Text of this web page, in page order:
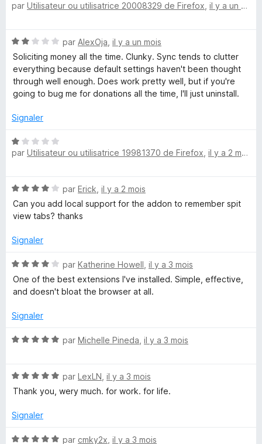
o
5
s
u
r
5
par Utilisateur ou utilisatrice 20008329 de Firefox il y a un mois
N
o
t
é
2
u
5
par AlexOja il y a un mois
Soliciting money all the time. Clunky. Sync tends to clutter
everything because default settings haven't been thought
through well enough. Does work pretty well, but if you're
going to bug me for donations all the time, I'll just uninstall.
Signaler
N
o
1
s
u
5
par Utilisateur ou utilisatrice 19981370 de Firefox il y a 2 mois
N
o
t
4
u
par Erick il y a 2 mois
Can you add local support for the addon to remember spit
view tabs? thanks
Signaler
N
o
t
4
u
par Katherine Howell il y a 3 mois
One of the best extensions I've installed. Simple, effective,
and doesn't bloat the browser at all.
Signaler
N
é
5
u
5
par Michelle Pineda il y a 3 mois
N
o
é
s
par LexLN il y a 3 mois
Thank you, wery much. for work. for life.
Signaler
N par cmky2x il y a 3 mois